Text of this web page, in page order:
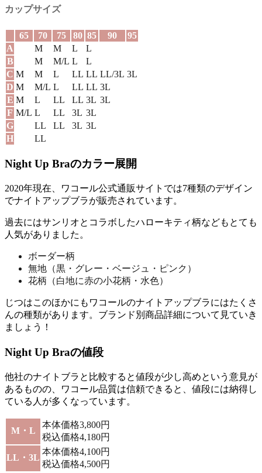
カップサイズ
65 70 75 80 85 90
95
A
M M L
L
B
M M/L L
L
C M M L LL LL LL/3L 3L
D M M/L L LL LL 3L
E M L LL LL 3L 3L
F M/L L LL 3L 3L
G
LL LL 3L 3L
H
LL
Night Up Braのカラー展開
2020年現在、ワコール公式通販サイトでは7種類のデザイン
でナイトアップブラが販売されています。
過去にはサンリオとコラボしたハローキティ柄などもとても
人気がありました。
ボーダー柄
無地（黒・グレー・ベージュ・ピンク）
花柄（白地に赤の小花柄・水色）
じつはこのほかにもワコールのナイトアップブラにはたくさ
んの種類があります。ブランド別商品詳細について見ていき
ましょう！
Night Up Braの値段
他社のナイトブラと比較すると値段が少し高めという意見が
あるものの、
ワコール品質は信頼できると、値段には納得し
ている人が多くなっています。
M・L
本体価格3,800円
税込価格4,180円
LL・3L
本体価格4,100円
税込価格4,500円